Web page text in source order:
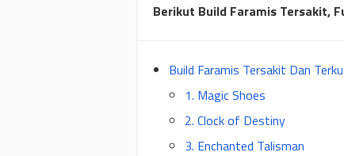
Berikut Build Faramis Tersakit,
Build Faramis Tersakit Dan
1. Magic Shoes
2. Clock of Destiny
3. Enchanted Talisman